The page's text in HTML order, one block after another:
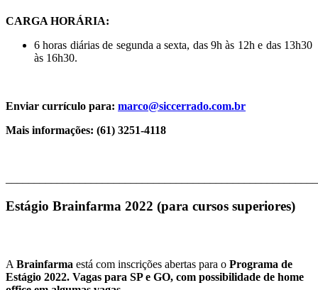
CARGA HORÁRIA:
6 horas diárias de segunda a sexta, das 9h às 12h e das 13h30
às 16h30.
Enviar currículo para: marco@siccerrado.com.br
Mais informações: (61) 3251-4118
Estágio Brainfarma 2022 (para cursos superiores)
A Brainfarma está com inscrições abertas para o Programa de
Estágio 2022. Vagas para SP e GO, com possibilidade de home